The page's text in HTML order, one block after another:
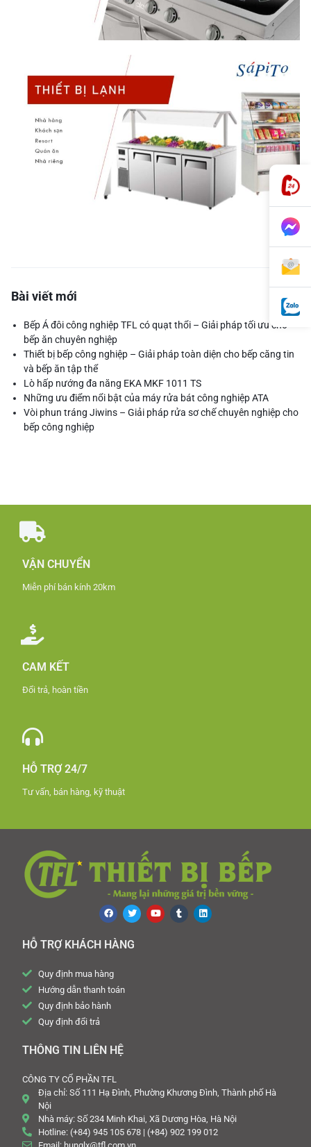
Bài viết mới
Bếp Á đôi công nghiệp TFL có quạt thổi – Giải pháp tối ưu cho
bếp ăn chuyên nghiệp
Thiết bị bếp công nghiệp – Giải pháp toàn diện cho bếp căng tin
và bếp ăn tập thể
Lò hấp nướng đa năng EKA MKF 1011 TS
Những ưu điểm nổi bật của máy rửa bát công nghiệp ATA
Vòi phun tráng Jiwins – Giải pháp rửa sơ chế chuyên nghiệp cho
bếp công nghiệp
VẬN CHUYỂN
Miễn phí bán kính 20km
CAM KẾT
Đổi trả, hoàn tiền
HỖ TRỢ 24/7
Tư vấn, bán hàng, kỹ thuật
HỖ TRỢ KHÁCH HÀNG
Quy định mua hàng
Hướng dẫn thanh toán
Quy định bảo hành
Quy định đổi trả
THÔNG TIN LIÊN HỆ
CÔNG TY CỔ PHẦN TFL
Địa chỉ: Số 111 Hạ Đình, Phường Khương Đình, Thành phố Hà
Nội
Nhà máy: Số 234 Minh Khai, Xã Dương Hòa, Hà Nội
Hotline: (+84) 945 105 678 | (+84) 902 199 012